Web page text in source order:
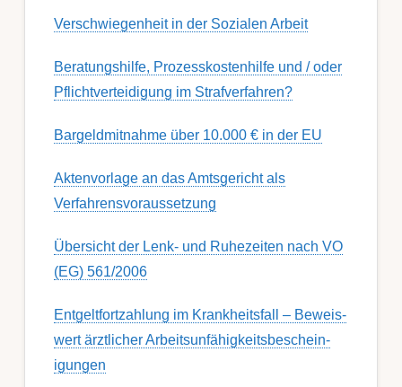
Ver­schwieg­en­heit in der Soz­ial­en Ar­beit
Berat­ungs­hil­fe, Pro­zess­kost­en­hilfe und / oder
Pflicht­ver­teidig­ung im Strafverfahren?
Bargeldmitnahme über 10.000 € in der EU
Aktenvorlage an das Amtsgericht als
Verfahrensvoraussetzung
Übersicht der Lenk- und Ruhezeiten nach VO
(EG) 561/2006
Ent­gelt­fort­zahl­ung im Krank­heits­fall – Be­weis­
wert ärzt­lich­er Ar­beits­un­fähig­keits­be­schein­
igung­en